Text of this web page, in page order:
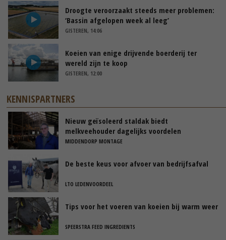
Droogte veroorzaakt steeds meer problemen:
‘Bassin afgelopen week al leeg’
GISTEREN, 14:06
Koeien van enige drijvende boerderij ter
wereld zijn te koop
GISTEREN, 12:00
KENNISPARTNERS
Nieuw geïsoleerd staldak biedt
melkveehouder dagelijks voordelen
MIDDENDORP MONTAGE
De beste keus voor afvoer van bedrijfsafval
LTO LEDENVOORDEEL
Tips voor het voeren van koeien bij warm weer
SPEERSTRA FEED INGREDIENTS